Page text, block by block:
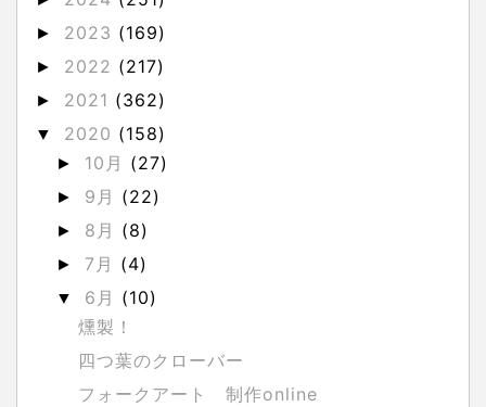
► 2023 (169)
► 2022 (217)
► 2021 (362)
▼ 2020 (158)
► 10月 (27)
► 9月 (22)
► 8月 (8)
► 7月 (4)
▼ 6月 (10)
燻製！
四つ葉のクローバー
フォークアート 制作online